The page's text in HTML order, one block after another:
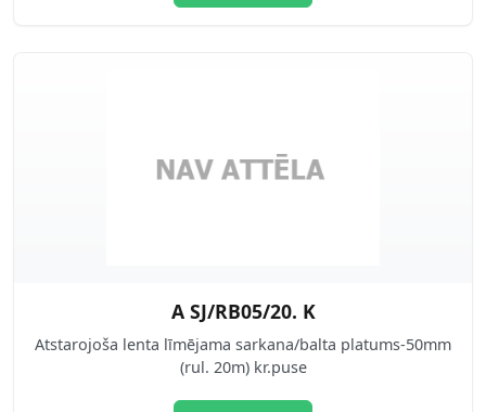
A SJ/RB05/20. K
Atstarojoša lenta līmējama sarkana/balta platums-50mm
(rul. 20m) kr.puse